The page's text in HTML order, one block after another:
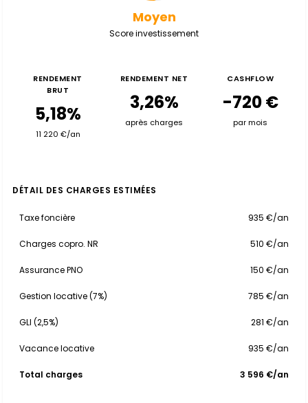
Moyen
Score investissement
RENDEMENT
BRUT
5,18%
11 220 €/an
RENDEMENT NET
3,26%
après charges
CASHFLOW
-720 €
par mois
DÉTAIL DES CHARGES ESTIMÉES
Taxe foncière 935 €/an
Charges copro. NR 510 €/an
Assurance PNO 150 €/an
Gestion locative (7%) 785 €/an
GLI (2,5%) 281 €/an
Vacance locative 935 €/an
Total charges 3 596 €/an